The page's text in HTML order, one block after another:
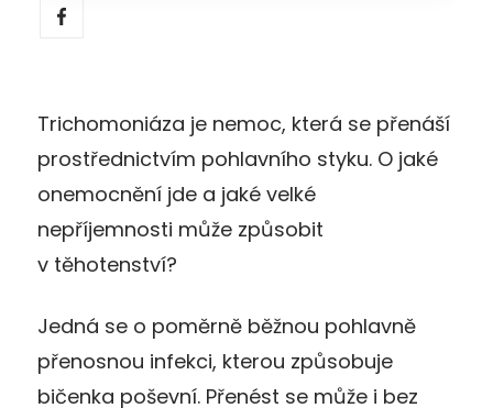
Trichomoniáza je nemoc, která se přenáší
prostřednictvím pohlavního styku. O jaké
onemocnění jde a jaké velké
nepříjemnosti může způsobit
v těhotenství?
Jedná se o poměrně běžnou pohlavně
přenosnou infekci, kterou způsobuje
bičenka poševní. Přenést se může i bez